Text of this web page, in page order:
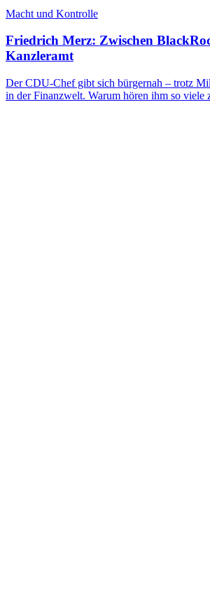
Macht und Kontrolle
Friedrich Merz: Zwischen
Kanzleramt
Der CDU-Chef gibt sich bürgernah – trotz
in der Finanzwelt. Warum hören ihm so viele